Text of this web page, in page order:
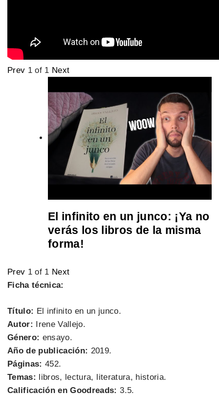
Prev 1 of 1 Next
El infinito en un junco: ¡Ya no
verás los libros de la misma
forma!
Prev 1 of 1 Next
Ficha técnica:
Título: El infinito en un junco.
Autor: Irene Vallejo.
Género: ensayo.
Año de publicación: 2019.
Páginas:452.
Temas: libros, lectura, literatura, historia.
Calificación en Goodreads:3.5.